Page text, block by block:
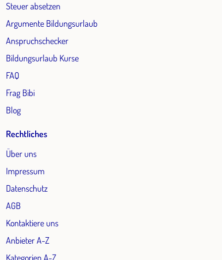
Steuer absetzen
Argumente Bildungsurlaub
Anspruchschecker
Bildungsurlaub Kurse
FAQ
Frag Bibi
Blog
Rechtliches
Über uns
Impressum
Datenschutz
AGB
Kontaktiere uns
Anbieter A-Z
Kategorien A-Z